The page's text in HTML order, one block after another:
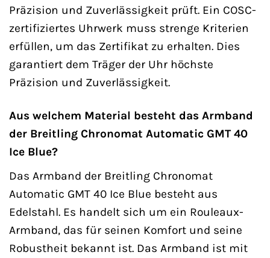
Präzision und Zuverlässigkeit prüft. Ein COSC-
zertifiziertes Uhrwerk muss strenge Kriterien
erfüllen, um das Zertifikat zu erhalten. Dies
garantiert dem Träger der Uhr höchste
Präzision und Zuverlässigkeit.
Aus welchem Material besteht das Armband
der Breitling Chronomat Automatic GMT 40
Ice Blue?
Das Armband der Breitling Chronomat
Automatic GMT 40 Ice Blue besteht aus
Edelstahl. Es handelt sich um ein Rouleaux-
Armband, das für seinen Komfort und seine
Robustheit bekannt ist. Das Armband ist mit